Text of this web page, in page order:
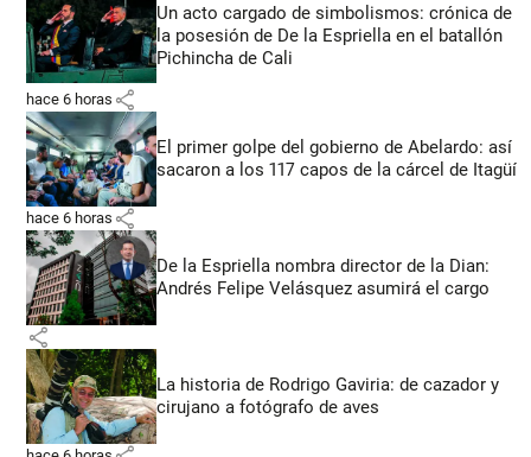
Un acto cargado de simbolismos: crónica de
la posesión de De la Espriella en el batallón
Pichincha de Cali
hace 6 horas share
El primer golpe del gobierno de Abelardo: así
sacaron a los 117 capos de la cárcel de Itagüí
hace 6 horas share
De la Espriella nombra director de la Dian:
Andrés Felipe Velásquez asumirá el cargo
share
La historia de Rodrigo Gaviria: de cazador y
cirujano a fotógrafo de aves